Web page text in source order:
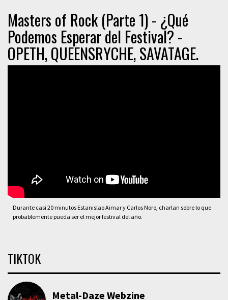
Masters of Rock (Parte 1) - ¿Qué
Podemos Esperar del Festival? -
OPETH, QUEENSRYCHE, SAVATAGE.
Durante casi 20 minutos Estanislao Aimar y Carlos Noro, charlan sobre lo que
probablemente pueda ser el mejor festival del año.
TIKTOK
Metal-Daze Webzine